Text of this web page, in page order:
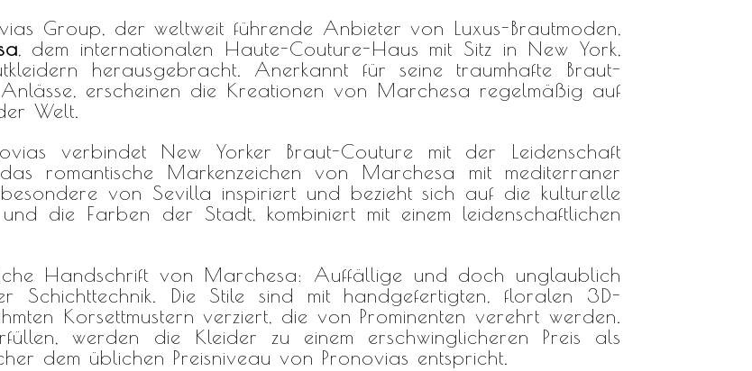
Group, der weltweit führende Anbieter von Luxus-Brautmoden,
, dem internationalen Haute-Couture-Haus mit Sitz in New York,
herausgebracht. Anerkannt für seine traumhafte Braut-
erscheinen die Kreationen von Marchesa regelmäßig auf
Welt.
verbindet New Yorker Braut-Couture mit der Leidenschaft
romantische Markenzeichen von Marchesa mit mediterraner
von Sevilla inspiriert und bezieht sich auf die kulturelle
die Farben der Stadt, kombiniert mit einem leidenschaftlichen
Handschrift von Marchesa: Auffällige und doch unglaublich
Schichttechnik. Die Stile sind mit handgefertigten, floralen 3D-
Korsettmustern verziert, die von Prominenten verehrt werden.
werden die Kleider zu einem erschwinglicheren Preis als
dem üblichen Preisniveau von Pronovias entspricht.